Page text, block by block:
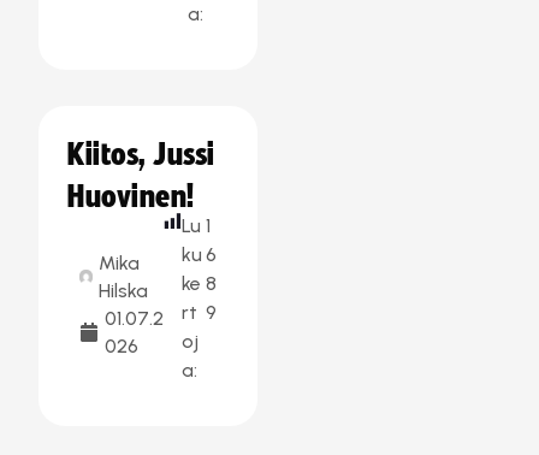
a:
Kiitos, Jussi
Huovinen!
Mika
Hilska
01.07.2
026
Lu
ku
ke
rt
oj
a:
1
6
8
9